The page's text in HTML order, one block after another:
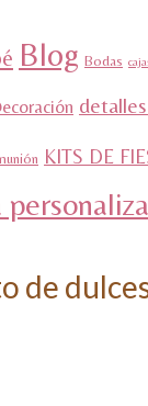
Blog Bodas
KITS DE
de